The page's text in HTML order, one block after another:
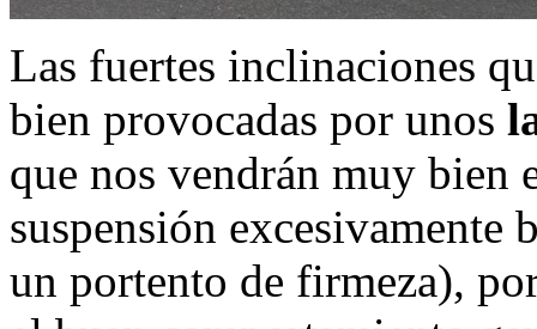
Las fuertes inclinaciones
bien provocadas por unos
que nos vendrán muy bien
suspensión excesivamente
un portento de firmeza),